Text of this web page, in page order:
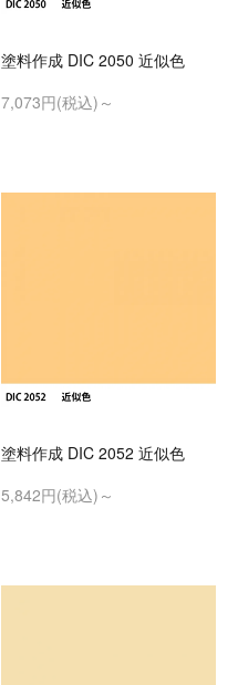
塗料作成 DIC 2050 近似色
7,073円(税込)～
塗料作成 DIC 2052 近似色
5,842円(税込)～